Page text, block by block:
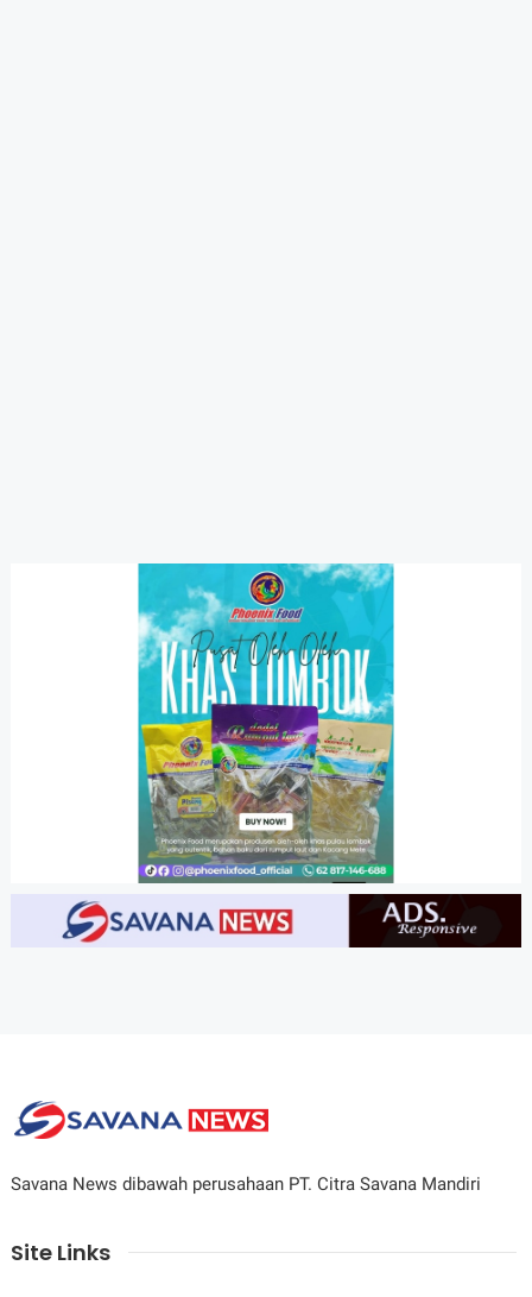
Savana News dibawah perusahaan PT. Citra Savana Mandiri
Site Links